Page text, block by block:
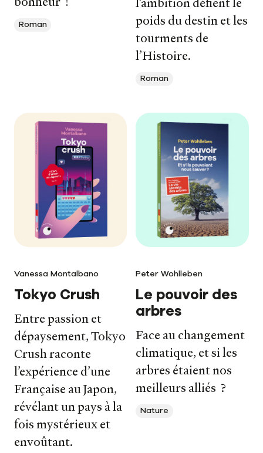
Roman
poids du destin et les
tourments de
l’Histoire.
Roman
Vanessa Montalbano
Tokyo Crush
Entre passion et
dépaysement, Tokyo
Crush raconte
l’expérience d’une
Française au Japon,
révélant un pays à la
fois mystérieux et
envoûtant.
Peter Wohlleben
Le pouvoir des
arbres
Face au changement
climatique, et si les
arbres étaient nos
meilleurs alliés ?
Nature